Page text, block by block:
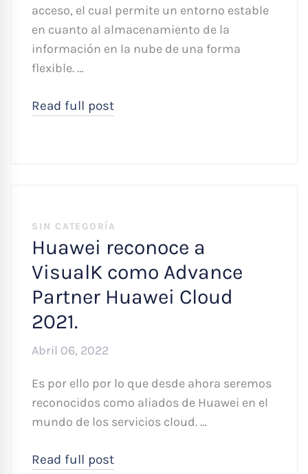
acceso, el cual permite un entorno estable
en cuanto al almacenamiento de la
información en la nube de una forma
flexible. …
Read full post
SIN CATEGORÍA
Huawei reconoce a
VisualK como Advance
Partner Huawei Cloud
2021.
Abril 06, 2022
Es por ello por lo que desde ahora seremos
reconocidos como aliados de Huawei en el
mundo de los servicios cloud. …
Read full post